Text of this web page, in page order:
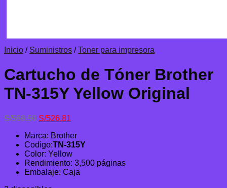
Inicio / Suministros / Toner para impresora
Cartucho de Tóner Brother
TN-315Y Yellow Original
S/568.50 El
original
era:
S/568.50.
S/526.81
actual
es:
S/526.81.
Marca: Brother
Codigo:TN-315Y
Color: Yellow
Rendimiento: 3,500 páginas
Embalaje: Caja